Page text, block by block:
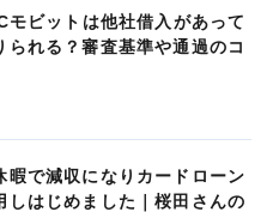
モビットは他社借入があって
られる？審査基準や通過のコ
暇で減収になりカードローン
しはじめました｜桜田さんの